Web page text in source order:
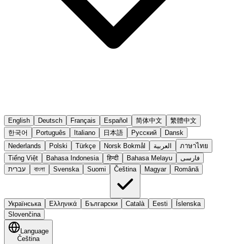
English Deutsch Français Español 简体中文
繁體中文
한국어
Português Italiano 日本語 Русский
Dansk
Nederlands
Polski Türkçe Norsk Bokmål العربية
ภาษาไทย
Tiếng Việt
Bahasa Indonesia हिन्दी Bahasa Melayu
فارسی
עברית
বাংলা Svenska Suomi Čeština Magyar Română
Українська Ελληνικά Български Català Eesti
Íslenska
Slovenčina
Language
Čeština